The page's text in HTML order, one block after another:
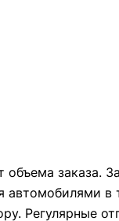
заказа.
в
Регулярные